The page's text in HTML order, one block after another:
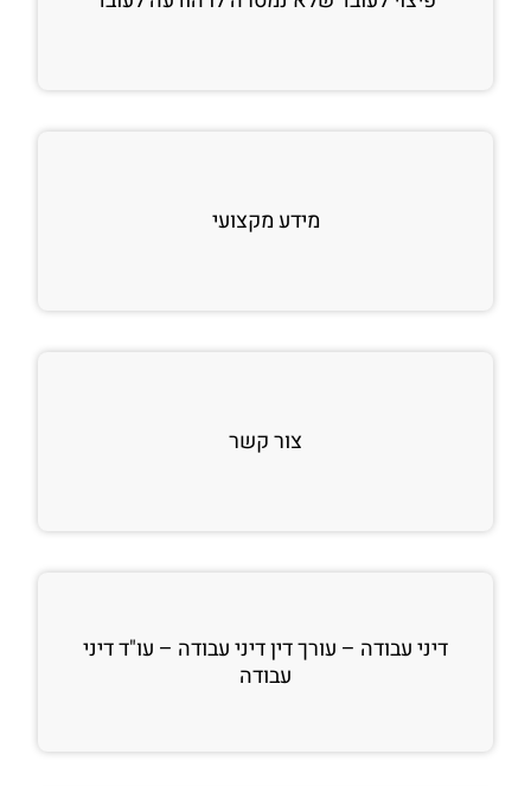
מידע מקצועי
צור קשר
דיני עבודה – עורך דין דיני עבודה – עו"ד דיני
עבודה